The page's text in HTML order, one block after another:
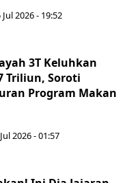
2026 - 19:52
3T Keluhkan
Triliun, Soroti
Program Makan
2026 - 01:57